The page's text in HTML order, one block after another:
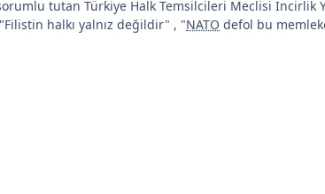
tutan Türkiye Halk Temsilcileri Meclisi İncirlik
"Filistin halkı yalnız değildir" , "NATO defol bu